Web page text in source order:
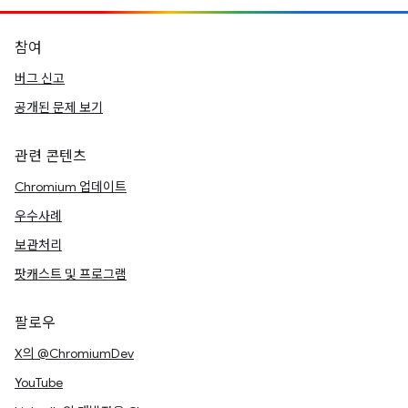
참여
버그 신고
공개된 문제 보기
관련 콘텐츠
Chromium 업데이트
우수사례
보관처리
팟캐스트 및 프로그램
팔로우
X의 @ChromiumDev
YouTube